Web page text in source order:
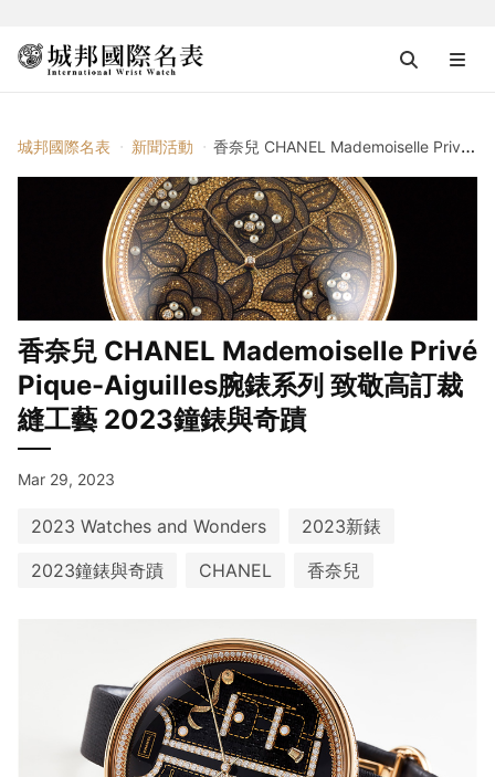
城邦國際名表 新聞活動 香奈兒 CHANEL Mademoiselle Privé Pique-Aiguilles腕錶系列 致敬高訂裁縫工藝 2023鐘錶與奇蹟
香奈兒 CHANEL Mademoiselle Privé
Pique-Aiguilles腕錶系列 致敬高訂裁
縫工藝 2023鐘錶與奇蹟
Mar 29, 2023
2023 Watches and Wonders
2023新錶
2023鐘錶與奇蹟
CHANEL 香奈兒